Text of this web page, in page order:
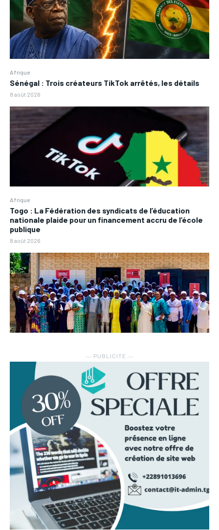
Afrique
Sénégal : Trois créateurs TikTok arrêtés, les détails
8 août 2026
Afrique
Togo : La Fédération des syndicats de l’éducation
nationale plaide pour un financement accru de l’école
publique
8 août 2026
― PUBLICITE ―